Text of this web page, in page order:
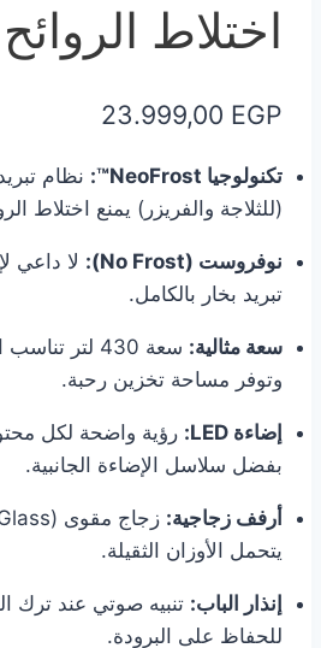
اختلاط الروائح
23.999,00 EGP
تكنولوجيا NeoFrost™:
نظام
(للثلاجة والفريزر) يمنع اختلاط
نوفروست (No Frost):
لا داعي
تبريد بخار بالكامل.
سعة مثالية:
سعة 430 لتر
وتوفر مساحة تخزين رحبة.
إضاءة LED:
رؤية واضحة لكل
بفضل سلاسل الإضاءة الجانبية.
أرفف زجاجية:
يتحمل الأوزان الثقيلة.
إنذار الباب: تنبيه صوتي عند ترك
للحفاظ على البرودة.